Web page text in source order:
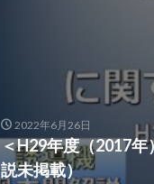
2022年6月26日
＜H29年度（2017
説未掲載）